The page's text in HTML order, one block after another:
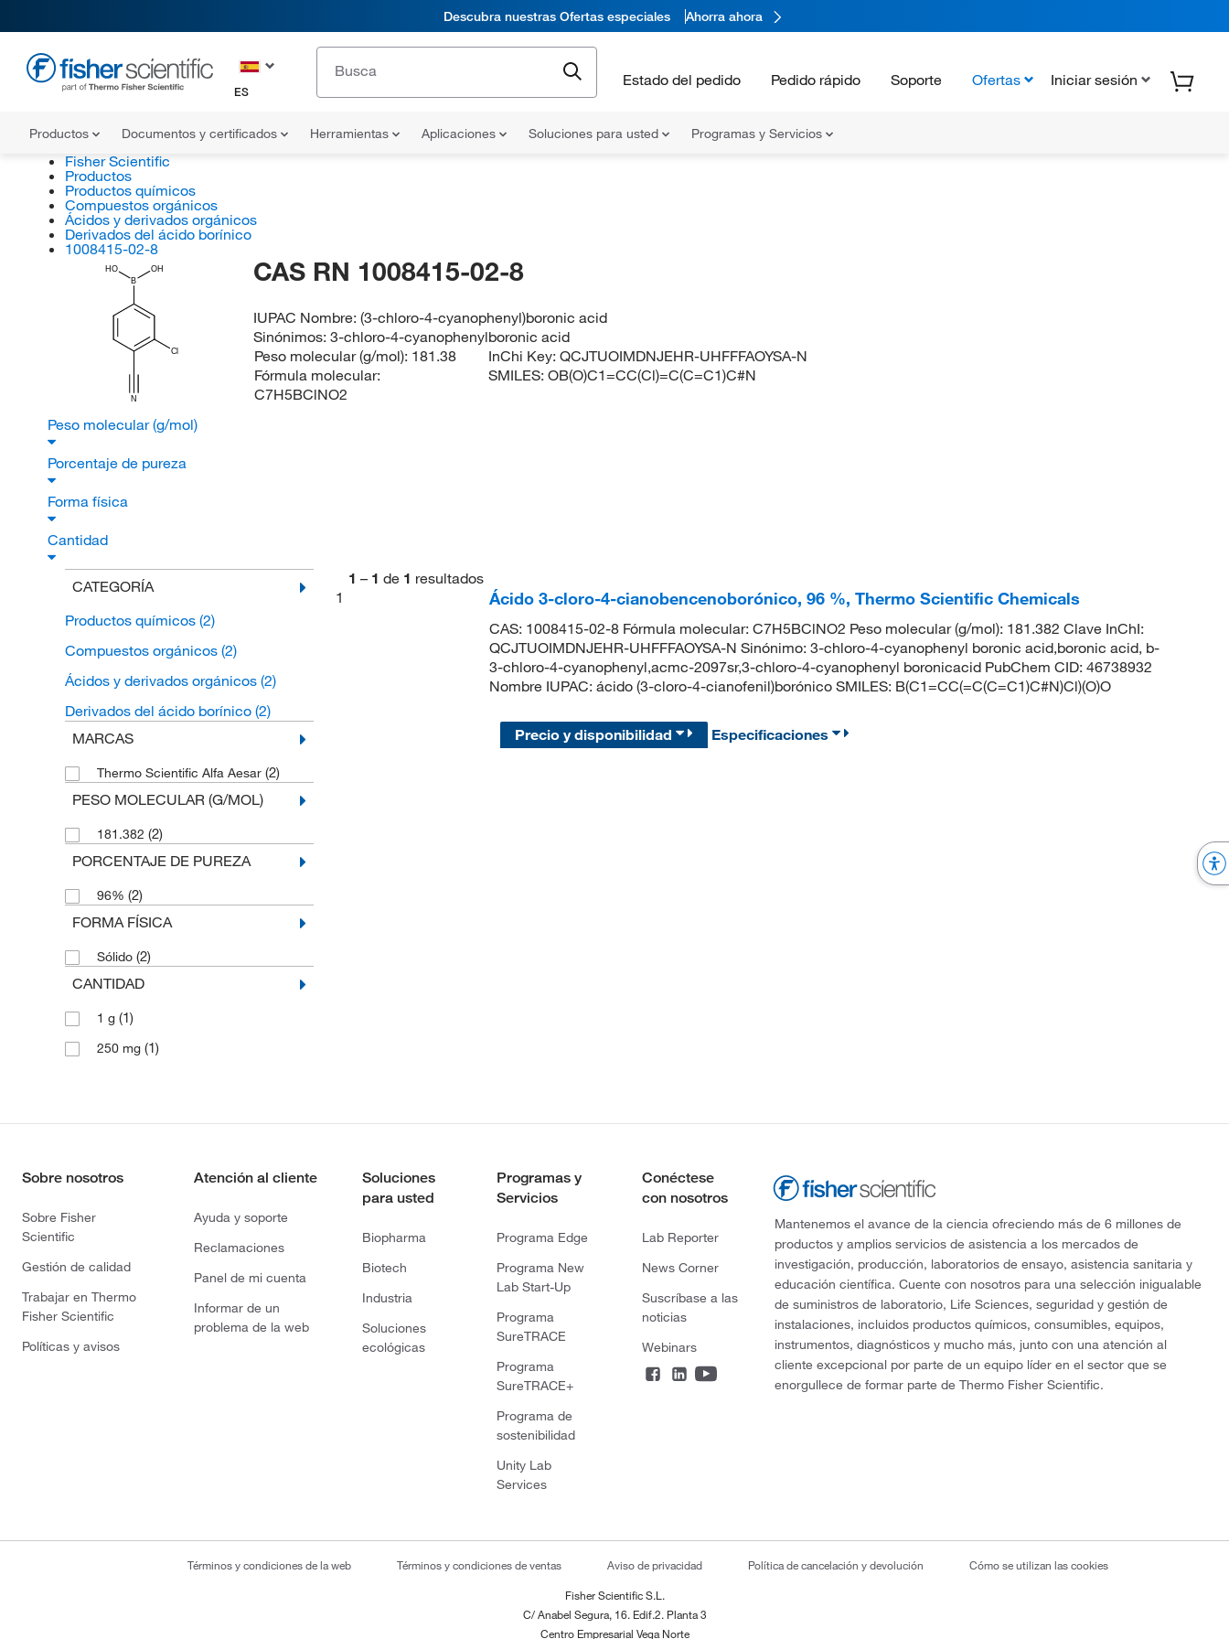
Descubra nuestras Ofertas especiales Ahorra ahora
ES
Estado del pedido Pedido rápido Soporte Ofertas Iniciar sesión
Productos Documentos y certificados Herramientas Aplicaciones Soluciones para usted Programas y Servicios
Fisher Scientific
Productos
Productos químicos
Compuestos orgánicos
Ácidos y derivados orgánicos
Derivados del ácido borínico
1008415-02-8
B
N
Cl
HO OH CAS RN 1008415-02-8
IUPAC Nombre:(3-chloro-4-cyanophenyl)boronic acid
Sinónimos:3-chloro-4-cyanophenylboronic acid
Peso molecular (g/mol): 181.38
Fórmula molecular:
C7H5BClNO2
InChi Key:QCJTUOIMDNJEHR-UHFFFAOYSA-N
SMILES:OB(O)C1=CC(Cl)=C(C=C1)C#N
Peso molecular (g/mol)
Porcentaje de pureza
Forma física
Cantidad
CATEGORÍA
Productos químicos (2)
Compuestos orgánicos (2)
Ácidos y derivados orgánicos (2)
Derivados del ácido borínico (2)
MARCAS
Thermo Scientific Alfa Aesar (2)
PESO MOLECULAR (G/MOL)
181.382 (2)
PORCENTAJE DE PUREZA
96% (2)
FORMA FÍSICA
Sólido (2)
CANTIDAD
1 g (1)
250 mg (1)
1 – 1 de 1 resultados
1
Ácido 3-cloro-4-cianobencenoborónico, 96 %, Thermo Scientific Chemicals
CAS: 1008415-02-8 Fórmula molecular: C7H5BClNO2 Peso molecular (g/mol): 181.382 Clave InChI:
QCJTUOIMDNJEHR-UHFFFAOYSA-N Sinónimo: 3-chloro-4-cyanophenyl boronic acid,boronic acid, b-
3-chloro-4-cyanophenyl,acmc-2097sr,3-chloro-4-cyanophenyl boronicacid PubChem CID: 46738932
Nombre IUPAC: ácido (3-cloro-4-cianofenil)borónico SMILES: B(C1=CC(=C(C=C1)C#N)Cl)(O)O
Precio y disponibilidad Especificaciones
Sobre nosotros
Sobre Fisher
Scientific
Gestión de calidad
Trabajar en Thermo
Fisher Scientific
Políticas y avisos
Atención al cliente
Ayuda y soporte
Reclamaciones
Panel de mi cuenta
Informar de un
problema de la web
Soluciones
para usted
Biopharma
Biotech
Industria
Soluciones
ecológicas
Programas y
Servicios
Programa Edge
Programa New
Lab Start-Up
Programa
SureTRACE
Programa
SureTRACE+
Programa de
sostenibilidad
Unity Lab
Services
Conéctese
con nosotros
Lab Reporter
News Corner
Suscríbase a las
noticias
Webinars
Mantenemos el avance de la ciencia ofreciendo más de 6 millones de
productos y amplios servicios de asistencia a los mercados de
investigación, producción, laboratorios de ensayo, asistencia sanitaria y
educación científica. Cuente con nosotros para una selección inigualable
de suministros de laboratorio, Life Sciences, seguridad y gestión de
instalaciones, incluidos productos químicos, consumibles, equipos,
instrumentos, diagnósticos y mucho más, junto con una atención al
cliente excepcional por parte de un equipo líder en el sector que se
enorgullece de formar parte de Thermo Fisher Scientific.
Términos y condiciones de la web Términos y condiciones de ventas Aviso de privacidad Política de cancelación y devolución Cómo se utilizan las cookies
Fisher Scientific S.L.
C/ Anabel Segura, 16. Edif.2. Planta 3
Centro Empresarial Vega Norte